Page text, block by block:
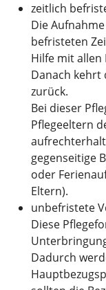
zeitlich
Die
befristeten
Hilfe mit
Danach kehrt
zurück.
Bei dieser
Pflegeeltern
gegenseitige
oder
Eltern).
unbefristete
Diese
Dadurch